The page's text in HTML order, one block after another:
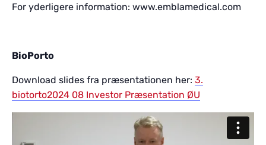
For yderligere information: www.emblamedical.com
BioPorto
Download slides fra præsentationen her: 3.
biotorto2024 08 Investor Præsentation ØU